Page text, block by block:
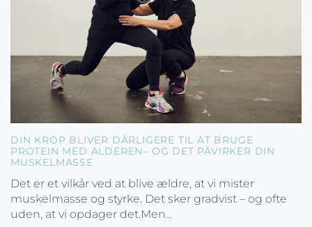
DIN KROP BLIVER DÅRLIGERE TIL AT BRUGE
PROTEIN MED ALDEREN– OG DET PÅVIRKER DIN
MUSKELMASSE
Det er et vilkår ved at blive ældre, at vi mister
muskelmasse og styrke. Det sker gradvist – og ofte
uden, at vi opdager det.Men...